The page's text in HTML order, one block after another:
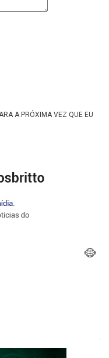
A PRÓXIMA VEZ QUE EU